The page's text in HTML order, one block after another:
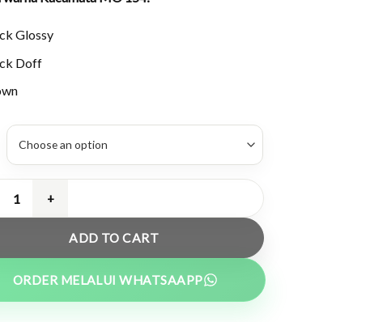
Glossy
Doff
Kotak Minimalis Tangkai Pegas - MO 154 quantity
ADD TO CART
ORDER MELALUI WHATSAAPP